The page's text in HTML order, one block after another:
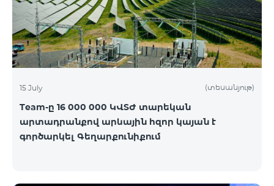
15 July (տեսանյութ)
Team-ը 16 000 000 ԿՎՏԺ տարեկան
արտադրանքով արևային հզոր կայան է
գործարկել Գեղարքունիքում